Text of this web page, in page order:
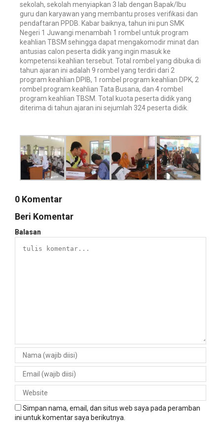
sekolah, sekolah menyiapkan 3 lab dengan Bapak/Ibu
guru dan karyawan yang membantu proses verifikasi dan
pendaftaran PPDB. Kabar baiknya, tahun ini pun SMK
Negeri 1 Juwangi menambah 1 rombel untuk program
keahlian TBSM sehingga dapat mengakomodir minat dan
antusias calon peserta didik yang ingin masuk ke
kompetensi keahlian tersebut. Total rombel yang dibuka di
tahun ajaran ini adalah 9 rombel yang terdiri dari 2
program keahlian DPIB, 1 rombel program keahlian DPK, 2
rombel program keahlian Tata Busana, dan 4 rombel
program keahlian TBSM. Total kuota peserta didik yang
diterima di tahun ajaran ini sejumlah 324 peserta didik.
0 Komentar
Beri Komentar
Balasan
Simpan nama, email, dan situs web saya pada peramban
ini untuk komentar saya berikutnya.